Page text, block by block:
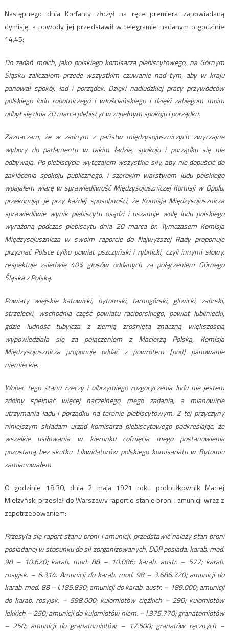
Następnego dnia Korfanty złożył na ręce premiera zapowiadaną
dymisję, a powody jej przedstawił w telegramie nadanym o godzinie
14.45:
Do zadań moich, jako polskiego komisarza plebiscytowego, na Górnym
Śląsku zaliczałem przede wszystkim czuwanie nad tym, aby w kraju
panował spokój, ład i porządek. Dzięki nadludzkiej pracy przywódców
polskiego ludu robotniczego i włościańskiego i dzięki zabiegom moim
odbył się dnia 20 marca plebiscyt w zupełnym spokoju i porządku.
Zaznaczam, że w żadnym z państw międzysojuszniczych zwyczajne
wybory do parlamentu w takim ładzie, spokoju i porządku się nie
odbywają. Po plebiscycie wytężałem wszystkie siły, aby nie dopuścić do
zakłócenia spokoju publicznego, i szerokim warstwom ludu polskiego
wpajałem wiarę w sprawiedliwość Międzysojuszniczej Komisji w Opolu,
przekonując je przy każdej sposobności, że Komisja Międzysojusznicza
sprawiedliwie wynik plebiscytu osądzi i uszanuje wolę ludu polskiego
wyrażoną podczas plebiscytu dnia 20 marca br. Tymczasem Komisja
Międzysojusznicza w swoim raporcie do Najwyższej Rady proponuje
przyznać Polsce tylko powiat pszczyński i rybnicki, czyli innymi słowy,
respektuje zaledwie 40% głosów oddanych za połączeniem Górnego
Śląska z Polską.
Powiaty wiejskie katowicki, bytomski, tarnogórski, gliwicki, zabrski,
strzelecki, wschodnia część powiatu raciborskiego, powiat lubliniecki,
gdzie ludność tubylcza z ziemią zrośnięta znaczną większością
wypowiedziała się za połączeniem z Macierzą Polską, Komisja
Międzysojusznicza proponuje oddać z powrotem [pod] panowanie
niemieckie.
Wobec tego stanu rzeczy i olbrzymiego rozgoryczenia ludu nie jestem
zdolny spełniać więcej naczelnego mego zadania, a mianowicie
utrzymania ładu i porządku na terenie plebiscytowym. Z tej przyczyny
niniejszym składam urząd komisarza plebiscytowego podkreślając, że
wszelkie usiłowania w kierunku cofnięcia mego postanowienia
pozostaną bez skutku. Likwidatorów polskiego komisariatu w Bytomiu
zamianowałem.
O godzinie 18.30, dnia 2 maja 1921 roku podpułkownik Maciej
Mielżyński przesłał do Warszawy raport o stanie broni i amunicji wraz z
zapotrzebowaniem:
Przesyła się raport stanu broni i amunicji, przedstawić należy stan broni
posiadanej w stosunku do sił zorganizowanych, DOP posiada: karab. mod.
98 – 10.620; karab. mod. 88 – 10.086; karab. austr. – 577; karab.
rosyjsk. – 6.314. Amunicji do karab. mod. 98 – 3.686.720; amunicji do
karab. mod. 88 – l.185.830; amunicji do karab. austr. – 189.000; amunicji
do karab. rosyjsk. – 598.000; kulomiotów ciężkich – 290; kulomiotów
lekkich – 250; amunicji do kulomiotów niem. – l.375.770; granatomiotów
– 250; amunicji do granatomiotów – 17.500; granatów ręcznych –